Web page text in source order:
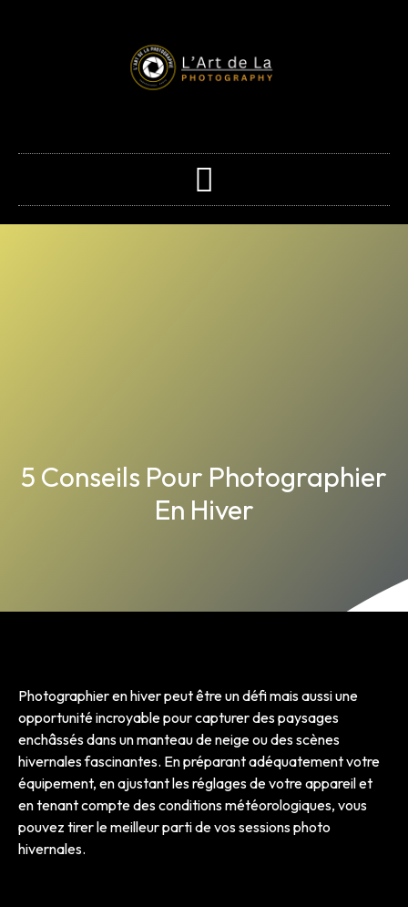
5 Conseils Pour Photographier
En Hiver
Photographier en hiver peut être un défi mais aussi une
opportunité incroyable pour capturer des paysages
enchâssés dans un manteau de neige ou des scènes
hivernales fascinantes. En préparant adéquatement votre
équipement, en ajustant les réglages de votre appareil et
en tenant compte des conditions météorologiques, vous
pouvez tirer le meilleur parti de vos sessions photo
hivernales.